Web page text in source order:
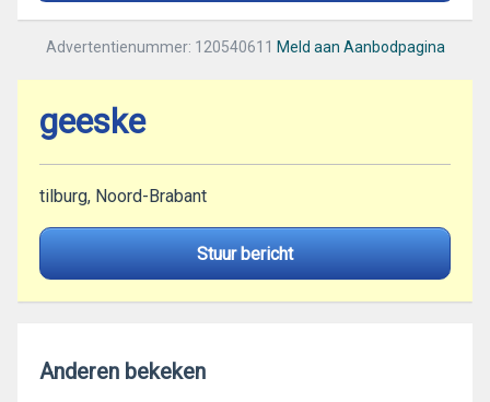
Advertentienummer: 120540611 Meld aan Aanbodpagina
geeske
tilburg, Noord-Brabant
Stuur bericht
Anderen bekeken